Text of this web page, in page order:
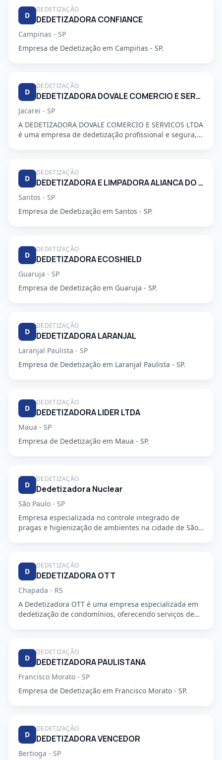
D
DEDETIZAÇÃO
DEDETIZADORA CONFIANCE
Campinas - SP
Empresa de Dedetização em Campinas - SP.
D
DEDETIZAÇÃO
DEDETIZADORA DOVALE COMERCIO E SERVICO LTDA
Jacarei - SP
A DEDETIZADORA DOVALE COMERCIO E SERVICOS LTDA
é uma empresa de dedetização profissional e segura,
D
DEDETIZAÇÃO
DEDETIZADORA E LIMPADORA ALIANCA DO LITORAL LTDA
Santos - SP
Empresa de Dedetização em Santos - SP.
D
DEDETIZAÇÃO
DEDETIZADORA ECOSHIELD
Guaruja - SP
Empresa de Dedetização em Guaruja - SP.
D
DEDETIZAÇÃO
DEDETIZADORA LARANJAL
Laranjal Paulista - SP
Empresa de Dedetização em Laranjal Paulista - SP.
D
DEDETIZAÇÃO
DEDETIZADORA LIDER LTDA
Maua - SP
Empresa de Dedetização em Maua - SP.
D
DEDETIZAÇÃO
Dedetizadora Nuclear
São Paulo - SP
Empresa especializada no controle integrado de
pragas e higienização de ambientes na cidade de São
D
DEDETIZAÇÃO
DEDETIZADORA OTT
Chapada - RS
A Dedetizadora OTT é uma empresa especializada em
dedetização de condomínios, oferecendo serviços de
D
DEDETIZAÇÃO
DEDETIZADORA PAULISTANA
Francisco Morato - SP
Empresa de Dedetização em Francisco Morato - SP.
D
DEDETIZAÇÃO
DEDETIZADORA VENCEDOR
Bertioga - SP